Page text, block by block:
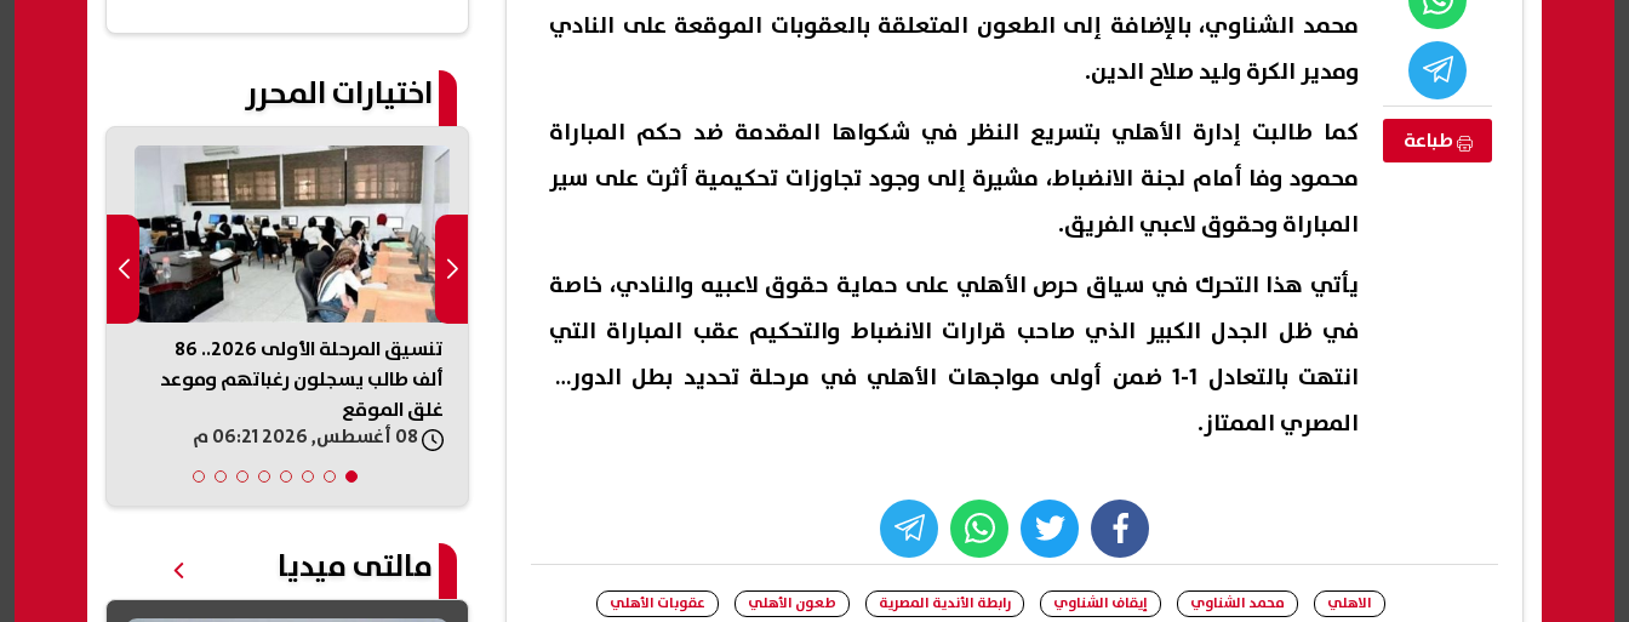
طباعة
محمد الشناوي، بالإضافة إلى الطعون المتعلقة بالعقوبات الموقعة على النادي
ومدير الكرة وليد صلاح الدين.
كما طالبت إدارة الأهلي بتسريع النظر في شكواها المقدمة ضد حكم المباراة
محمود وفا أمام لجنة الانضباط، مشيرة إلى وجود تجاوزات تحكيمية أثرت على سير
المباراة وحقوق لاعبي الفريق.
يأتي هذا التحرك في سياق حرص الأهلي على حماية حقوق لاعبيه والنادي، خاصة
في ظل الجدل الكبير الذي صاحب قرارات الانضباط والتحكيم عقب المباراة التي
انتهت بالتعادل 1-1 ضمن أولى مواجهات الأهلي في مرحلة تحديد بطل الدوري
المصري الممتاز.
facebook
twitter
whats
الاهلي محمد الشناوي إيقاف الشناوي رابطة الأندية المصرية طعون الأهلي
عقوبات الأهلي
اختيارات المحرر
البكالوريا 2026.. كل ما تريد معرفته
عن النظام الجديد والمسارات ومواد
الرقابة المالية تمنح صناديق التأمين
الخاصة مهلة جديدة لتوفيق
موعد بدء الدراسة 2027.. الخريطة
الزمنية للعام الدراسي الجديد
تنسيق المرحلة الأولى 2026.. 86
ألف طالب يسجلون رغباتهم وموعد
غلق الموقع
مالتى ميديا